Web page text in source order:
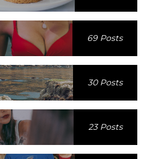
69 Posts
30 Posts
23 Posts